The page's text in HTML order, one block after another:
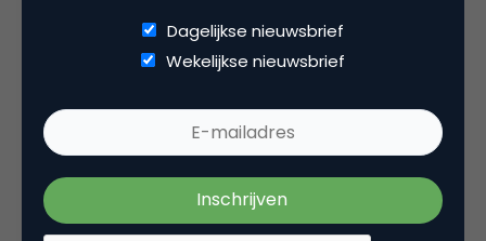
Deel dit artikel
Gastblogger
Marketingfacts
Dagelijkse nieuwsbrief
Wekelijkse nieuwsbrief